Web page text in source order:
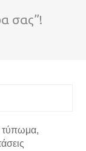
σας”!
τύπωμα,